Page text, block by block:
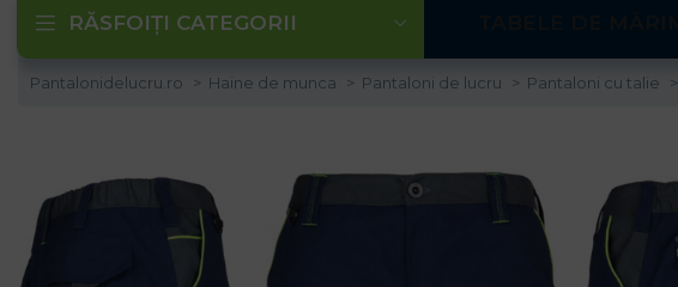
RĂSFOIȚI CATEGORII
Pantalonidelucru.ro Haine de munca Pantaloni de lucru Pantaloni cu talie